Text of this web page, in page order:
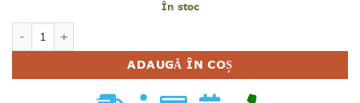
În stoc
Cantitate CLORINATOR AUTOMAT SCURGERE APA UZATA -
ADAUGĂ ÎN COȘ